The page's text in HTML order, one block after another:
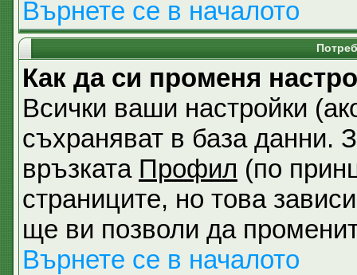
Върнете се в началото
Как да си променя
Всички ваши настройки
съхраняват в база данни.
връзката Профил (по
страниците, но това
ще ви позволи да
Върнете се в началото